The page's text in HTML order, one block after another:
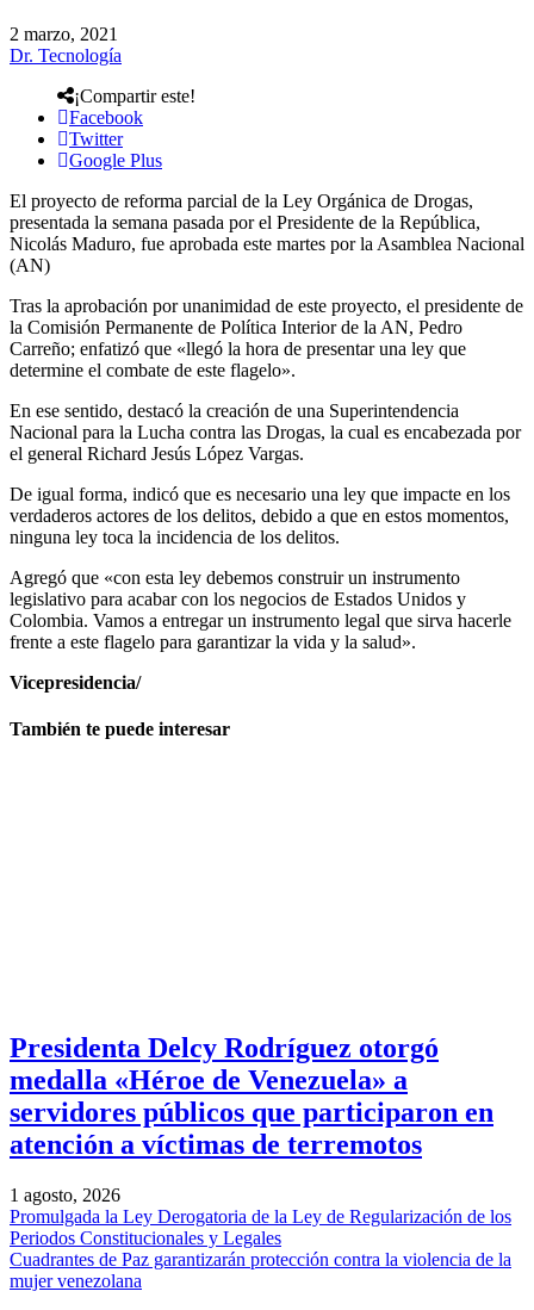
2 marzo, 2021
Dr. Tecnología
¡Compartir este!
Facebook
Twitter
Google Plus
El proyecto de reforma parcial de la Ley Orgánica de Drogas,
presentada la semana pasada por el Presidente de la República,
Nicolás Maduro, fue aprobada este martes por la Asamblea Nacional
(AN)
Tras la aprobación por unanimidad de este proyecto, el presidente de
la Comisión Permanente de Política Interior de la AN, Pedro
Carreño; enfatizó que «llegó la hora de presentar una ley que
determine el combate de este flagelo».
En ese sentido, destacó la creación de una Superintendencia
Nacional para la Lucha contra las Drogas, la cual es encabezada por
el general Richard Jesús López Vargas.
De igual forma, indicó que es necesario una ley que impacte en los
verdaderos actores de los delitos, debido a que en estos momentos,
ninguna ley toca la incidencia de los delitos.
Agregó que «con esta ley debemos construir un instrumento
legislativo para acabar con los negocios de Estados Unidos y
Colombia. Vamos a entregar un instrumento legal que sirva hacerle
frente a este flagelo para garantizar la vida y la salud».
Vicepresidencia/
También te puede interesar
Presidenta Delcy Rodríguez otorgó
medalla «Héroe de Venezuela» a
servidores públicos que participaron en
atención a víctimas de terremotos
1 agosto, 2026
Promulgada la Ley Derogatoria de la Ley de Regularización de los
Periodos Constitucionales y Legales
Cuadrantes de Paz garantizarán protección contra la violencia de la
mujer venezolana